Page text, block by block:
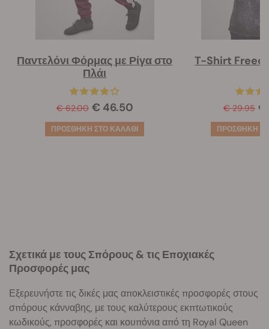
Παντελόνι Φόρμας με Ρίγα στο
Πλάι
€ 62.00 € 46.50
T-Shirt
€ 29.95 €
Σχετικά με τους Σπόρους & τις Εποχιακές
Προσφορές μας
Εξερευνήστε τις δικές μας αποκλειστικές προσφορές στους
σπόρους κάνναβης, με τους καλύτερους εκπτωτικούς
κωδικούς, προσφορές και κουπόνια από τη Royal Queen